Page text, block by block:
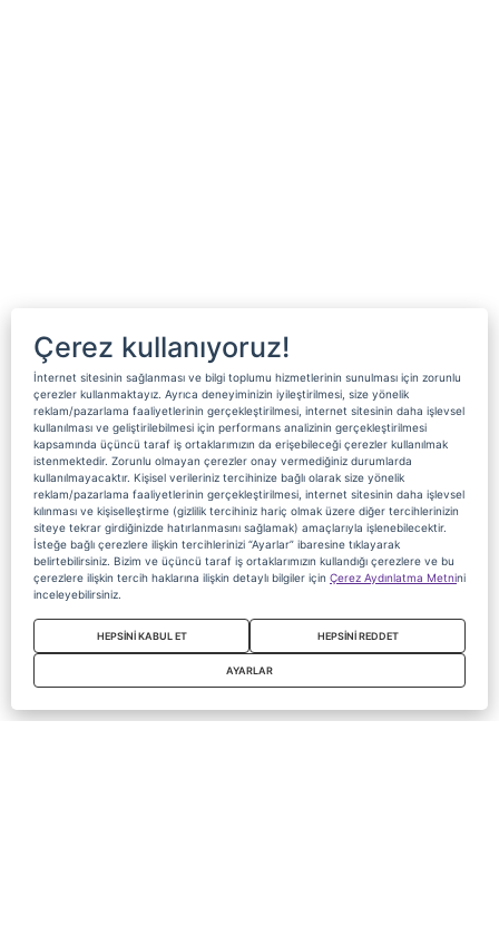
Çerez kullanıyoruz!
İnternet sitesinin sağlanması ve bilgi toplumu hizmetlerinin sunulması için zorunlu
çerezler kullanmaktayız. Ayrıca deneyiminizin iyileştirilmesi, size yönelik
reklam/pazarlama faaliyetlerinin gerçekleştirilmesi, internet sitesinin daha işlevsel
kullanılması ve geliştirilebilmesi için performans analizinin gerçekleştirilmesi
kapsamında üçüncü taraf iş ortaklarımızın da erişebileceği çerezler kullanılmak
istenmektedir. Zorunlu olmayan çerezler onay vermediğiniz durumlarda
kullanılmayacaktır. Kişisel verileriniz tercihinize bağlı olarak size yönelik
reklam/pazarlama faaliyetlerinin gerçekleştirilmesi, internet sitesinin daha işlevsel
kılınması ve kişiselleştirme (gizlilik tercihiniz hariç olmak üzere diğer tercihlerinizin
siteye tekrar girdiğinizde hatırlanmasını sağlamak) amaçlarıyla işlenebilecektir.
İsteğe bağlı çerezlere ilişkin tercihlerinizi “Ayarlar” ibaresine tıklayarak
belirtebilirsiniz. Bizim ve üçüncü taraf iş ortaklarımızın kullandığı çerezlere ve bu
çerezlere ilişkin tercih haklarına ilişkin detaylı bilgiler için Çerez Aydınlatma Metnini
inceleyebilirsiniz.
HEPSİNİ KABUL ET HEPSİNİ REDDET
AYARLAR